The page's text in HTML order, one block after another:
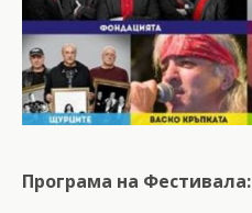
Програма на Фестивала: